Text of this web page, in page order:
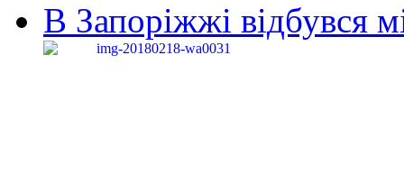
В Запоріжжі відбувся